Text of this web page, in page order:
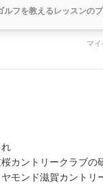
ルフを教えるレッスンの
マ
カントリークラブの
モンド滋賀カントリ